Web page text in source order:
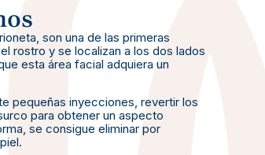
son una de las primeras
rostro y se localizan a los dos lados
esta área facial adquiera un
pequeñas inyecciones, revertir los
para obtener un aspecto
se consigue eliminar por